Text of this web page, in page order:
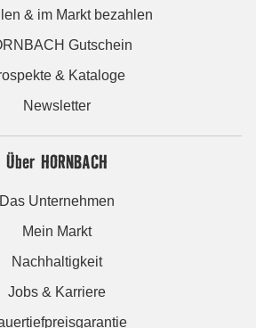
& im Markt bezahlen
Gutschein
& Kataloge
Newsletter
Über HORNBACH
Das Unternehmen
Mein Markt
Nachhaltigkeit
Jobs & Karriere